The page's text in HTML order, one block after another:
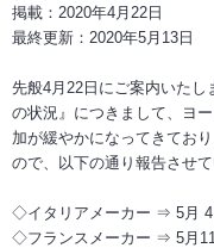
掲載：2020年4月22日
最終更新：2020年5月13日
先般4月22日にご案内いたし
の状況』につきまして、ヨ
加が緩やかになってきてお
ので、以下の通り報告させて
◇イタリアメーカー ⇒ 5月 4
◇フランスメーカー ⇒ 5月